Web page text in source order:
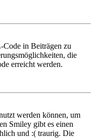
in Beiträgen zu
die
erreicht werden.
werden können, um
Smiley gibt es einen
und :( traurig. Die